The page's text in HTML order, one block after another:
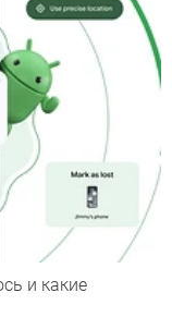
и какие